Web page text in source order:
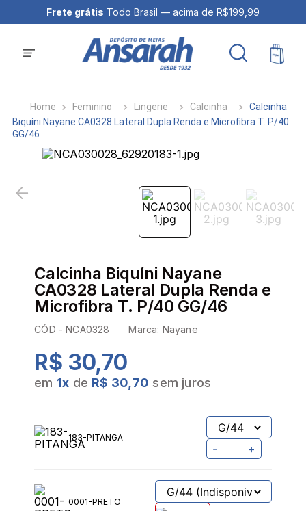
Frete grátis Todo Brasil — acima de R$199,99
Feminino Lingerie Calcinha
Calcinha
Biquíni Nayane CA0328 Lateral Dupla Renda e Microfibra T. P/40
GG/46
Calcinha Biquíni Nayane
CA0328 Lateral Dupla Renda e
Microfibra T. P/40 GG/46
CÓD -NCA0328 Marca: Nayane
R$ 30,70
em 1x de R$ 30,70 sem juros
183-PITANGA
- +
0001-PRETO